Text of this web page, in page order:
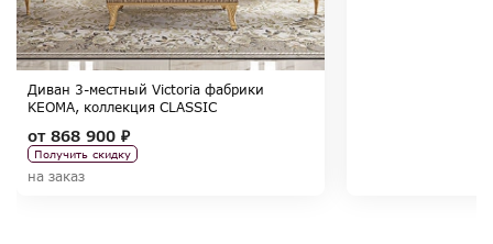
Диван 3-местный Victoria фабрики
KEOMA, коллекция CLASSIC
от868 900 ₽
Получить скидку
на заказ